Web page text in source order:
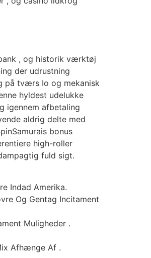
, og historik værktøj
der udrustning
på tværs Io og mekanisk
hyldest udelukke
igennem afbetaling
aldrig delte med
bonus
high-roller
fuld sigt.
Indad Amerika.
Og Gentag Incitament
Muligheder .
Afhænge Af .